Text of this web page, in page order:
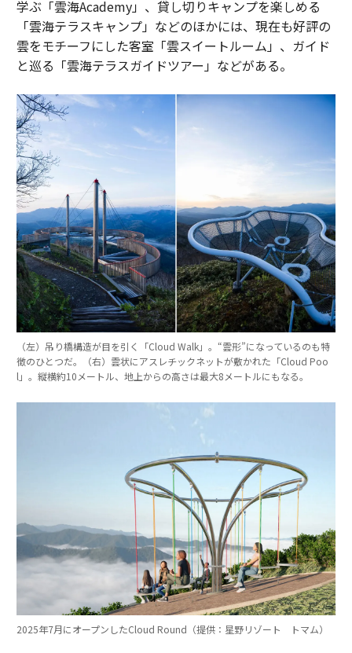
学ぶ「雲海Academy」、貸し切りキャンプを楽しめる
「雲海テラスキャンプ」などのほかには、現在も好評の
雲をモチーフにした客室「雲スイートルーム」、ガイド
と巡る「雲海テラスガイドツアー」などがある。
（左）吊り橋構造が目を引く「Cloud Walk」。“雲形”になっているのも特
徴のひとつだ。（右）雲状にアスレチックネットが敷かれた「Cloud Poo
l」。縦横約10メートル、地上からの高さは最大8メートルにもなる。
2025年7月にオープンしたCloud Round（提供：星野リゾート トマム）